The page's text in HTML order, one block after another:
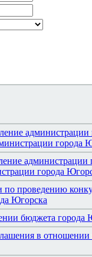
города
города
проведению
Югорска
бюджета города
в